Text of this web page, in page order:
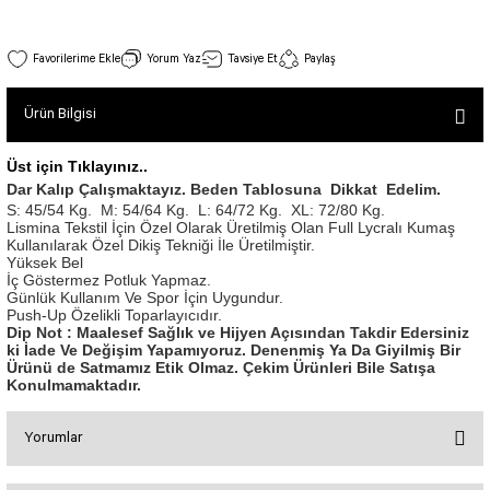
Basic Taytlar
Ve Bel Tayt
Deri Görünümlü Tayt
Tül Detaylı Spor Taytlar
Arkası Büzgülü Tayt
Dekolte Tayt
MODELLİ TAYTLAR
Fermuarlı Taytlar
İp Detaylı Spor Taytlar
Kısa Taytlar
Arkası Büzgülü Şort
Midi Şort
Tulum Kategorisi 2
1 SCRUNCH BUTT TULUM
MAYORKA TULUM
Oslo Tulum
Sunset Tulum
LUNA BACKLESS TULUM
Çapraz İp Detaylı Tulum
Çift Çapraz Tulum
Tek Çapraz Tulum
Tulum Kategorisi 3
3 Kollu SCRUNCH BUTT Tulum
4 Kollu SCRUNCH BUT Tulum İSPANYOL
Fermuarlı Spor Bra
Halkalı Spor Bra
Viyana Spor Bustiyer
Spor Bustiyer 2
SCULPT LINE SPOR BUSTIYER
Tshirt
BOLERA
Tshirt
V YAKA TSHIRT
Tek Çapraz Spor Bustiyer Beyaz Renk 102
Uzun Kollu Üst Lacivert Renk 019
990,00 TL
Tek Çapraz Spor Bustiyer Lacivert Rent 375
990,00 TL
Yorum Yaz Tavsiye Et Paylaş
Ürün Bilgisi
Üst için Tıklayınız..
Dar Kalıp Çalışmaktayız. Beden Tablosuna Dikkat Edelim.
S: 45/54 Kg.
M: 54/64 Kg. L: 64/72 Kg.
XL: 72/80 Kg.
Lismina Tekstil İçin Özel Olarak Üretilmiş Olan Full Lycralı Kumaş
Kullanılarak Özel Dikiş Tekniği İle Üretilmiştir.
Yüksek Bel
İç Göstermez Potluk Yapmaz.
Günlük Kullanım Ve Spor İçin Uygundur.
Push-Up Özelikli Toparlayıcıdır.
Dip Not : Maalesef Sağlık ve Hijyen Açısından Takdir Edersiniz
ki İade Ve Değişim Yapamıyoruz. Denenmiş Ya Da Giyilmiş Bir
Ürünü de Satmamız Etik Olmaz. Çekim Ürünleri Bile Satışa
Konulmamaktadır.
Yorumlar